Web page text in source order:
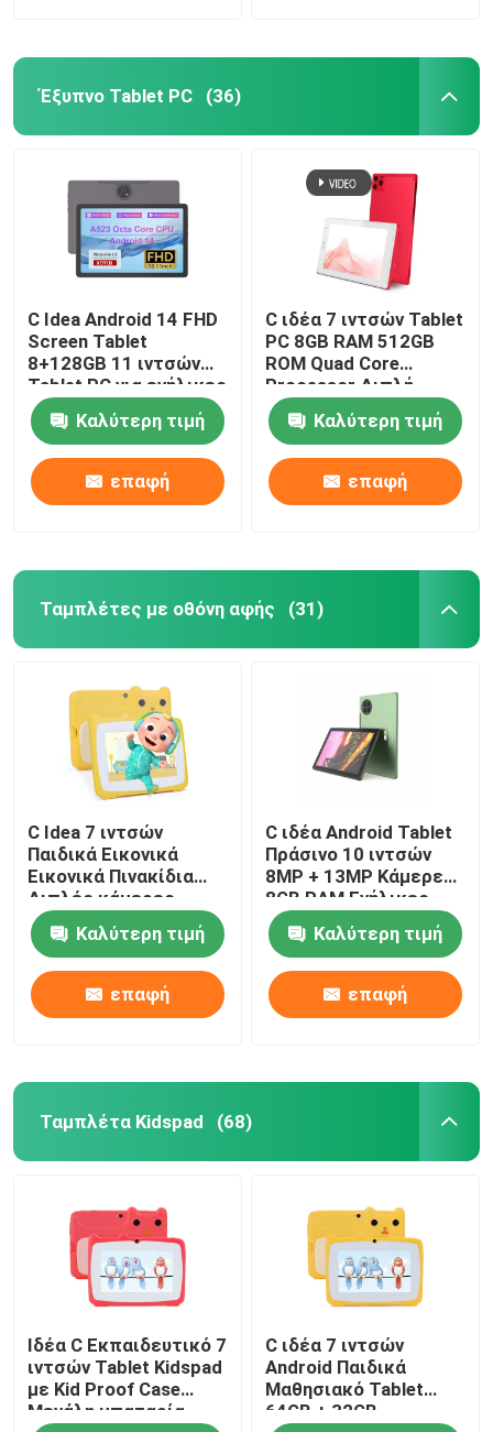
Έξυπνο Tablet PC (36)
C Idea Android 14 FHD
Screen Tablet
8+128GB 11 ιντσών
Tablet PC για ενήλικες
εφήβους P1300
Καλύτερη τιμή
επαφή
C ιδέα 7 ιντσών Tablet
PC 8GB RAM 512GB
ROM Quad Core
Processor Διπλή
κάμερα WiFi / BT για
εφήβους με θήκη
CM513 (κόκκινο)
Καλύτερη τιμή
επαφή
Ταμπλέτες με οθόνη αφής (31)
C Idea 7 ιντσών
Παιδικά Εικονικά
Εικονικά Πινακίδια
Διπλές κάμερες
Εικονική οθόνη
υψηλής ευκρίνειας
2+32G Κίτρινο
Καλύτερη τιμή
επαφή
C ιδέα Android Tablet
Πράσινο 10 ιντσών
8MP + 13MP Κάμερες
8GB RAM Ενήλικες
Πίνακα παιχνιδιών
CM7800Καλύτερη τιμή
επαφή
Ταμπλέτα Kidspad (68)
Ιδέα C Εκπαιδευτικό 7
ιντσών Tablet Kidspad
με Kid Proof Case
Μεγάλη μπαταρία
C ιδέα 7 ιντσών
Android Παιδικά
Μαθησιακό Tablet
64GB + 32GB